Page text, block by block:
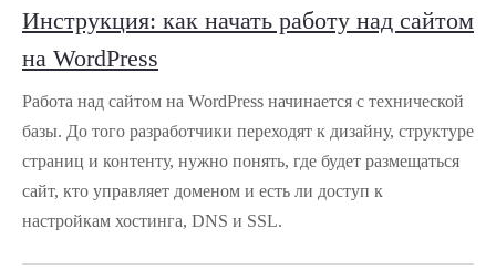
Инструкция: как начать работу над сайтом
на WordPress
Работа над сайтом на WordPress начинается с технической
базы. До того разработчики переходят к дизайну, структуре
страниц и контенту, нужно понять, где будет размещаться
сайт, кто управляет доменом и есть ли доступ к
настройкам хостинга, DNS и SSL.